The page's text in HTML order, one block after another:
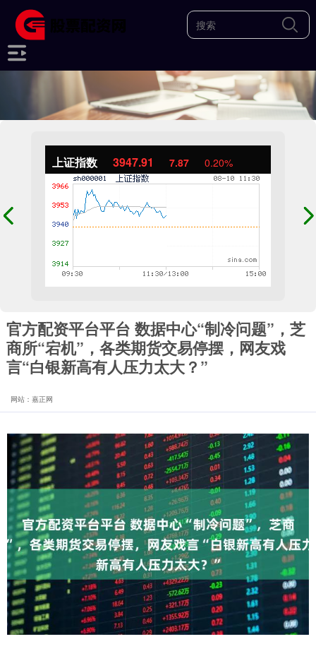
上证指数 3947.91 7.87 0.20%
官方配资平台平台 数据中心“制冷问题”，芝
商所“宕机”，各类期货交易停摆，网友戏
言“白银新高有人压力太大？”
网站：嘉正网